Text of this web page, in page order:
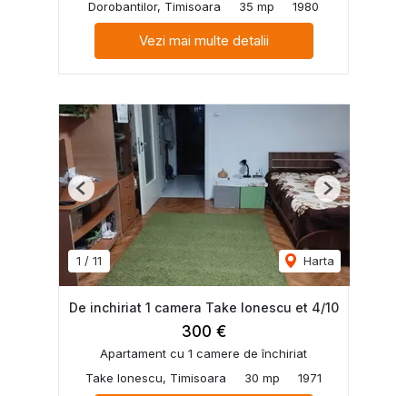
Dorobantilor, Timisoara
35 mp 1980
Vezi mai multe detalii
1 / 11 Harta
Previous Next
De inchiriat 1 camera Take Ionescu et 4/10
300 €
Apartament cu 1 camere de închiriat
Take Ionescu, Timisoara
30 mp 1971